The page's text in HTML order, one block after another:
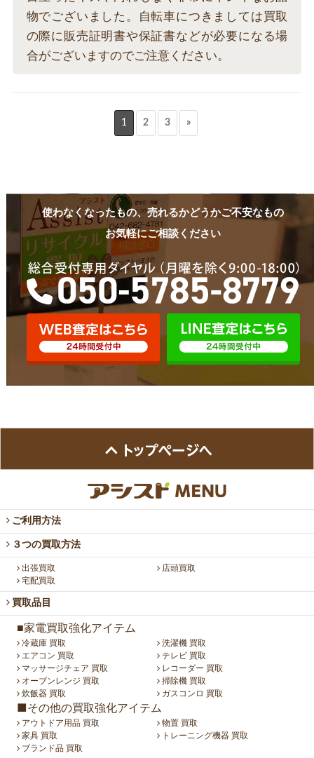
物でございました。自転車につきましては買取
の際に販売証明書や保証書などが必要になる場
合がございますのでご注意ください。
1 2 3 »
使わなくなったもの、売れるかどうかご不安なもの
お気軽にご相談ください
ご利用方法
３つの買取方法
出張買取
店頭買取
宅配買取
買取品目
■家電買取強化アイテム
冷蔵庫 買取
洗濯機 買取
エアコン 買取
テレビ 買取
マッサージチェア 買取
レコーダー 買取
オーブンレンジ 買取
掃除機 買取
炊飯器 買取
ガスコンロ 買取
■その他の買取強化アイテム
アウトドア用品 買取
物置 買取
家具 買取
トレーニング機器 買取
ブランド品 買取